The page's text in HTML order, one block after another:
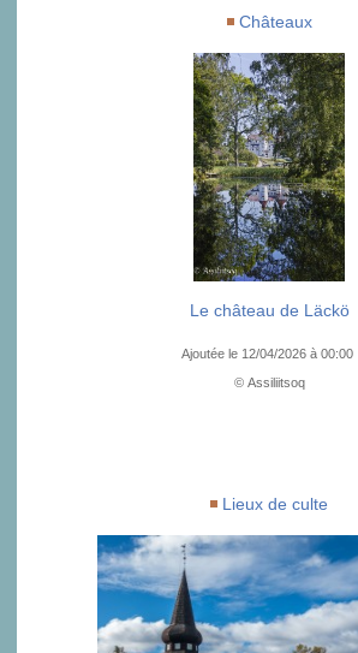
Châteaux
Le château de Läckö
Ajoutée le 12/04/2026 à 00:00
© Assiliitsoq
Lieux de culte